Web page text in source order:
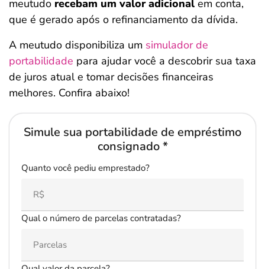
meutudo recebam um valor adicional em conta,
que é gerado após o refinanciamento da dívida.
A meutudo disponibiliza um simulador de
portabilidade para ajudar você a descobrir sua taxa
de juros atual e tomar decisões financeiras
melhores. Confira abaixo!
Simule sua portabilidade de empréstimo
consignado *
Quanto você pediu emprestado?
Qual o número de parcelas contratadas?